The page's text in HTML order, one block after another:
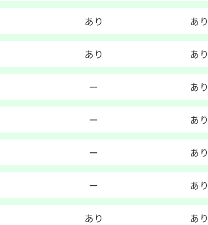
あり あり
あり あり
ー あり
ー あり
ー あり
ー あり
あり あり